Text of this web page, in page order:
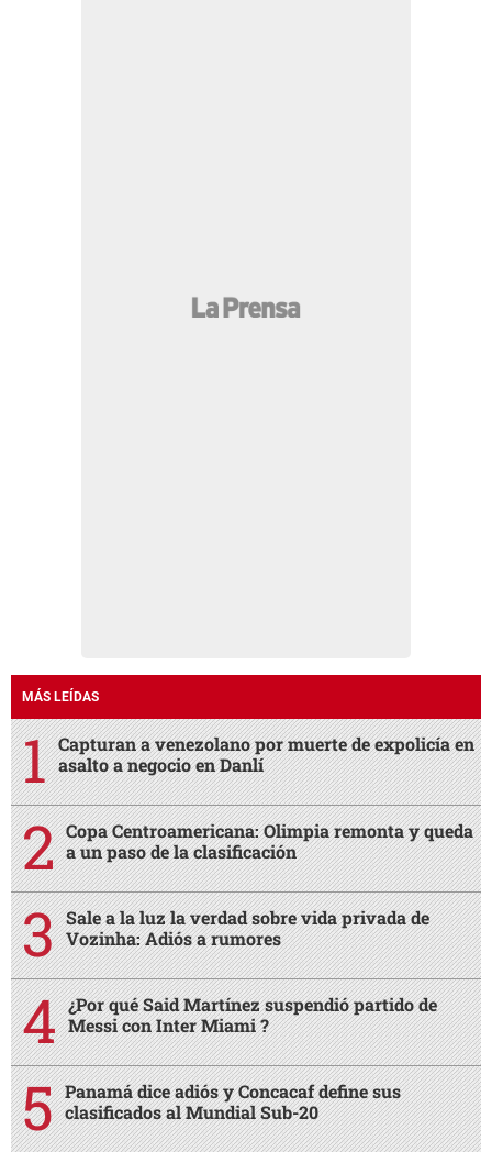
MÁS LEÍDAS
Capturan a venezolano por muerte de expolicía en
asalto a negocio en Danlí
Copa Centroamericana: Olimpia remonta y queda
a un paso de la clasificación
Sale a la luz la verdad sobre vida privada de
Vozinha: Adiós a rumores
¿Por qué Said Martínez suspendió partido de
Messi con Inter Miami ?
Panamá dice adiós y Concacaf define sus
clasificados al Mundial Sub-20